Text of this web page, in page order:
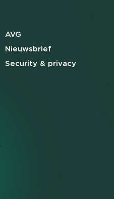
AVG
Nieuwsbrief
Security & privacy